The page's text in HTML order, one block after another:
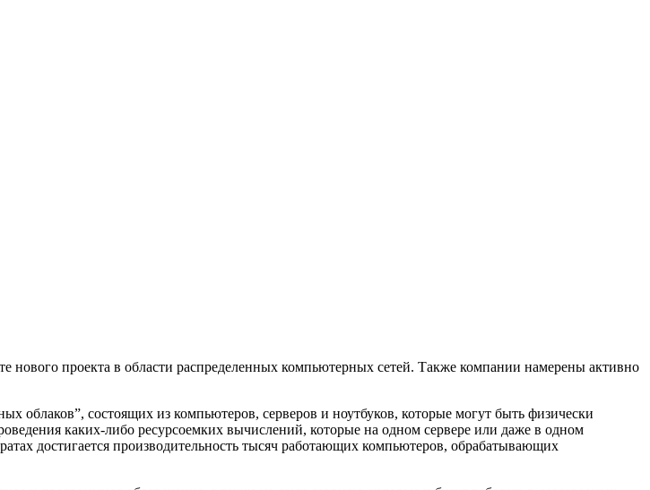
проекта в области распределенных компьютерных сетей. Также компании намерены активно
облаков”, состоящих из компьютеров, серверов и ноутбуков, которые могут быть физически
каких-либо ресурсоемких вычислений, которые на одном сервере или даже в одном
достигается производительность тысяч работающих компьютеров, обрабатывающих